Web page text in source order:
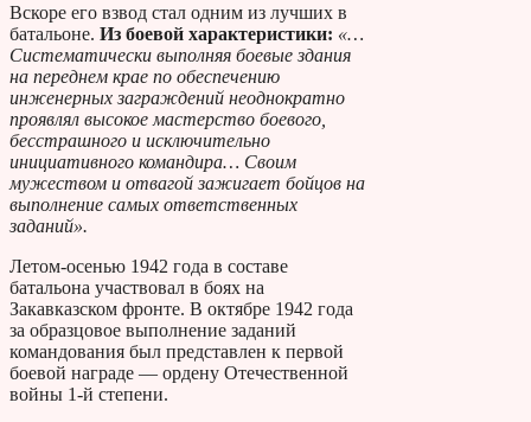
Вскоре его взвод стал одним из лучших в
батальоне. Из боевой характеристики: «…
Систематически выполняя боевые здания
на переднем крае по обеспечению
инженерных заграждений неоднократно
проявлял высокое мастерство боевого,
бесстрашного и исключительно
инициативного командира… Своим
мужеством и отвагой зажигает бойцов на
выполнение самых ответственных
заданий».
Летом-осенью 1942 года в составе
батальона участвовал в боях на
Закавказском фронте. В октябре 1942 года
за образцовое выполнение заданий
командования был представлен к первой
боевой награде — ордену Отечественной
войны 1-й степени.